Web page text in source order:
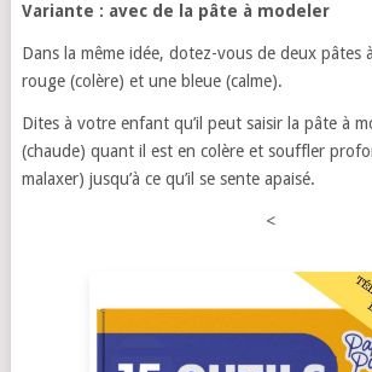
Variante : avec de la pâte à modeler
Dans la même idée, dotez-vous de deux pâtes
rouge (colère) et une bleue (calme).
Dites à votre enfant qu’il peut saisir la pâte à
(chaude) quant il est en colère et souffler
malaxer) jusqu’à ce qu’il se sente apaisé.
<